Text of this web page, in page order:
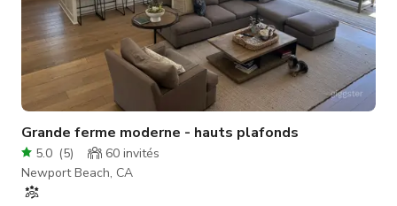
Grande ferme moderne - hauts plafonds
5.0 (5) 60 invités
Newport Beach, CA